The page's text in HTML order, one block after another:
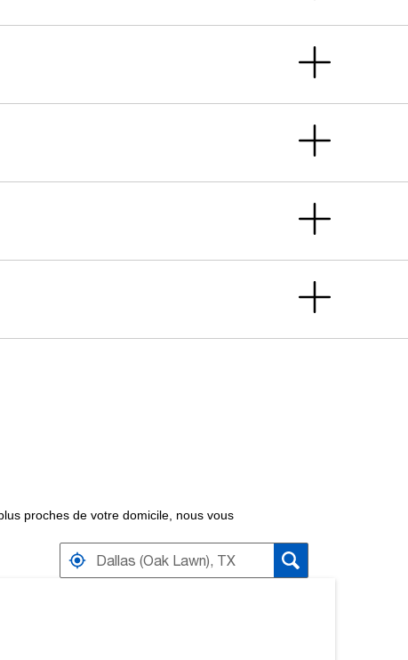
proches de votre domicile, nous vous
PRÈS DE DISTRIBUTEURS